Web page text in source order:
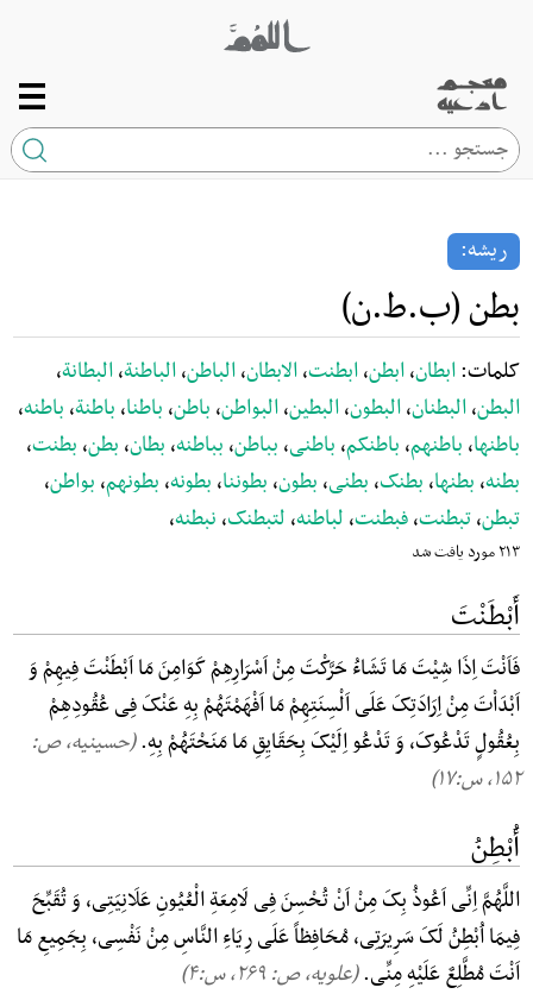
ریشه:
بطن (ب.ط.ن)
کلمات:ابطان،ابطن،ابطنت،الابطان،الباطن،الباطنة،البطانة،
البطن،البطنان،البطون،البطین،البواطن، باطن، باطنا، باطنة، باطنه،
باطنها، باطنهم، باطنکم، باطنی، بباطن، بباطنه، بطان، بطن، بطنت،
بطنه، بطنها، بطنک، بطنی، بطون، بطوننا، بطونه، بطونهم، بواطن،
تبطن،تبطنت،فبطنت، لباطنه، لتبطنک، نبطنه،
۲۱۳ مورد یافت شد
أَبْطَنْتَ
فَاَنْتَ اِذَا شِیْتَ مَا تَشَاءُ حَرَّکْتَ مِنْ اَسْرَارِهِمْ کَوَامِنَ مَا اَبْطَنْتَ فِیهِمْ وَ
اَبْدَاْتَ مِنْ اِرَادَتِکَ عَلَی اَلْسِنَتِهِمْ مَا اَفْهَمْتَهُمْ بِهِ عَنْکَ فِی عُقُودِهِمْ
بِعُقُولٍ تَدْعُوکَ، وَ تَدْعُو اِلَیْکَ بِحَقَایِقِ مَا مَنَحْتَهُمْ بِهِ.(حسینیه، ص:
۱۵۲, س:۱۷)
أُبْطِنُ
اللَّهُمَّ اِنِّی اَعُوذُ بِکَ مِنْ اَنْ تُحْسِنَ فِی لَامِعَةِ الْعُیُونِ عَلَانِیَتِی، وَ تُقَبِّحَ
فِیمَا اُبْطِنُ لَکَ سَرِیرَتِی، مُحَافِظاً عَلَی رِیَاءِ النَّاسِ مِنْ نَفْسِی، بِجَمِیعِ مَا
اَنْتَ مُطَّلِعٌ عَلَیْهِ مِنِّی.(علویه، ص: ۲۶۹, س:۴)